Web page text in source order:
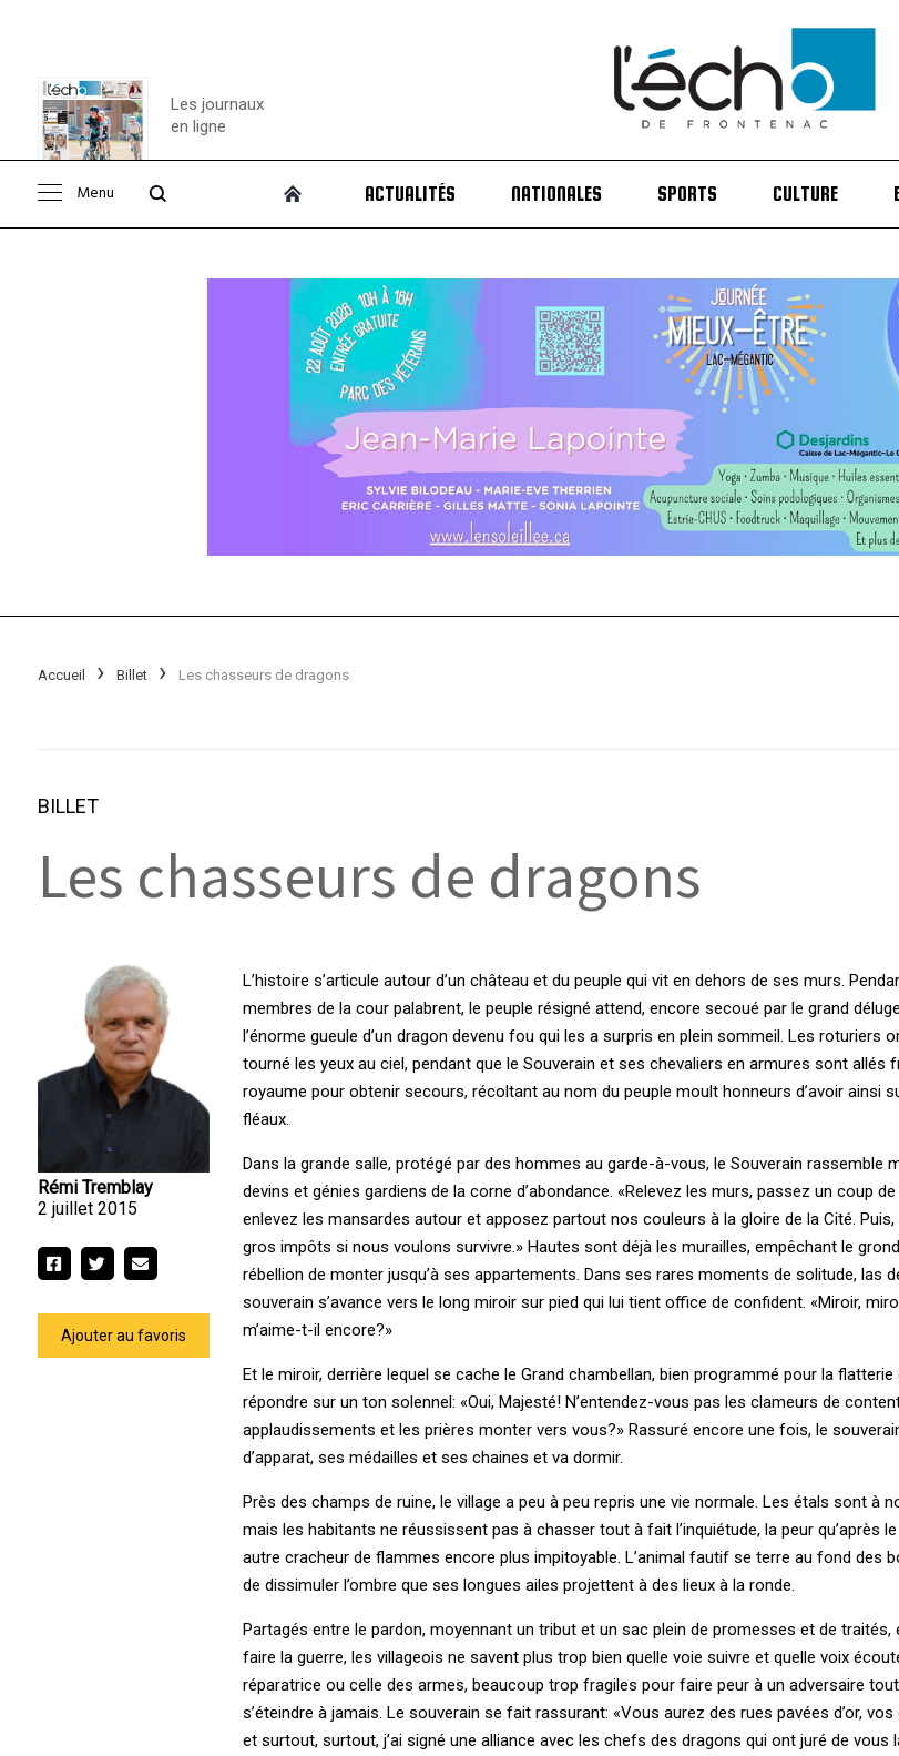
Consulter le
Les journaux
en ligne
Menu ACTUALITÉS NATIONALES SPORTS CULTURE
Accueil Billet Les chasseurs de dragons
BILLET
Les chasseurs de dragons
Rémi Tremblay
2 juillet 2015
Ajouter au favoris
L’histoire s’articule autour d’un château et du peuple qui vit en dehors de ses murs.
membres de la cour palabrent, le peuple résigné attend, encore secoué par le grand
l’énorme gueule d’un dragon devenu fou qui les a surpris en plein sommeil. Les roturiers
tourné les yeux au ciel, pendant que le Souverain et ses chevaliers en armures sont allés
royaume pour obtenir secours, récoltant au nom du peuple moult honneurs d’avoir ainsi
fléaux.
Dans la grande salle, protégé par des hommes au garde-à-vous, le Souverain rassemble
devins et génies gardiens de la corne d’abondance. «Relevez les murs, passez un coup
enlevez les mansardes autour et apposez partout nos couleurs à la gloire de la Cité.
gros impôts si nous voulons survivre.» Hautes sont déjà les murailles, empêchant le
rébellion de monter jusqu’à ses appartements. Dans ses rares moments de solitude, las
souverain s’avance vers le long miroir sur pied qui lui tient office de confident. «Miroir,
m’aime-t-il encore?»
Et le miroir, derrière lequel se cache le Grand chambellan, bien programmé pour la
répondre sur un ton solennel: «Oui, Majesté! N’entendez-vous pas les clameurs de
applaudissements et les prières monter vers vous?» Rassuré encore une fois, le
d’apparat, ses médailles et ses chaines et va dormir.
Près des champs de ruine, le village a peu à peu repris une vie normale. Les étals sont à
mais les habitants ne réussissent pas à chasser tout à fait l’inquiétude, la peur qu’après
autre cracheur de flammes encore plus impitoyable. L’animal fautif se terre au fond des
de dissimuler l’ombre que ses longues ailes projettent à des lieux à la ronde.
Partagés entre le pardon, moyennant un tribut et un sac plein de promesses et de traités,
faire la guerre, les villageois ne savent plus trop bien quelle voie suivre et quelle voix
réparatrice ou celle des armes, beaucoup trop fragiles pour faire peur à un adversaire
s’éteindre à jamais. Le souverain se fait rassurant: «Vous aurez des rues pavées d’or,
et surtout, surtout, j’ai signé une alliance avec les chefs des dragons qui ont juré de vous